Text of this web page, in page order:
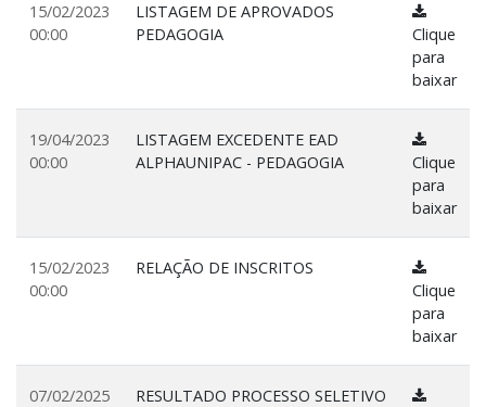
15/02/2023
00:00
LISTAGEM DE APROVADOS
PEDAGOGIA
Clique
para
baixar
19/04/2023
00:00
LISTAGEM EXCEDENTE EAD
ALPHAUNIPAC - PEDAGOGIA
Clique
para
baixar
15/02/2023
00:00
RELAÇÃO DE INSCRITOS
Clique
para
baixar
07/02/2025
RESULTADO PROCESSO SELETIVO